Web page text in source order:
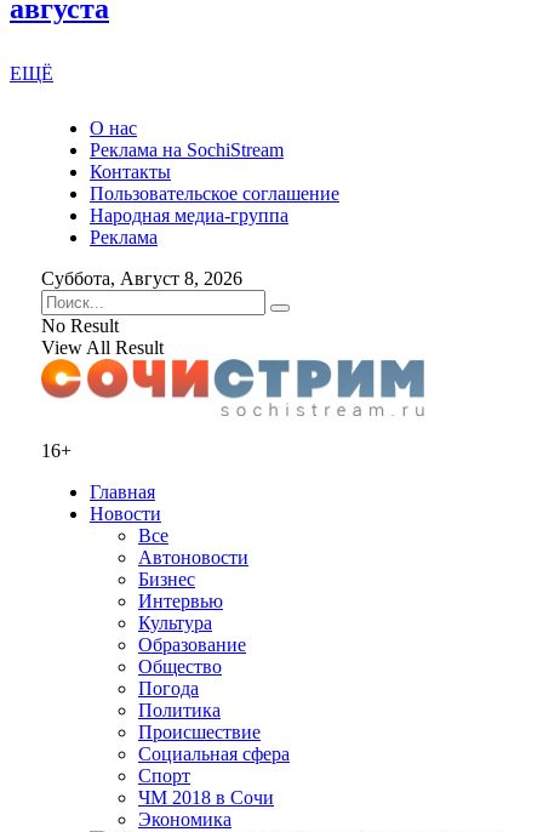
августа
ЕЩЁ
О нас
Реклама на SochiStream
Контакты
Пользовательское соглашение
Народная медиа-группа
Реклама
Суббота, Август 8, 2026
No Result
View All Result
16+
Главная
Новости
Все
Автоновости
Бизнес
Интервью
Культура
Образование
Общество
Погода
Политика
Происшествие
Социальная сфера
Спорт
ЧМ 2018 в Сочи
Экономика